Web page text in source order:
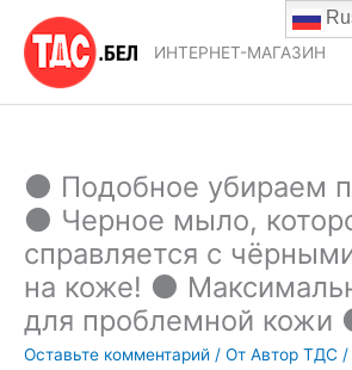
содержимому
ИНТЕРНЕТ-МАГАЗИН
⚫ Подобное убираем
⚫ Черное мыло,
справляется с
на коже! ⚫
для проблемной кожи
Оставьте комментарий / От Автор ТДС /